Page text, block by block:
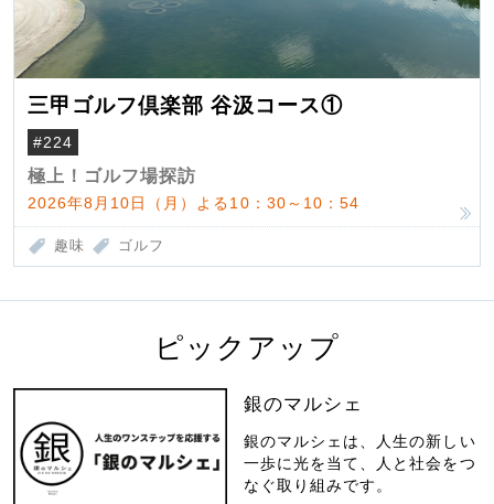
三甲ゴルフ倶楽部 谷汲コース①
#224
極上！ゴルフ場探訪
2026年8月10日（月）よる10：30～10：54
趣味 ゴルフ
ピックアップ
銀のマルシェ
銀のマルシェは、人生の新しい
一歩に光を当て、人と社会をつ
なぐ取り組みです。